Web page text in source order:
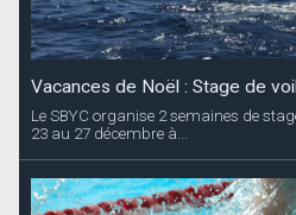
Vacances de Noël : Stage de
Le SBYC organise 2 semaines de
23 au 27 décembre à...